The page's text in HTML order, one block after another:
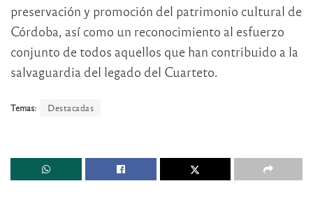
preservación y promoción del patrimonio cultural de
Córdoba, así como un reconocimiento al esfuerzo
conjunto de todos aquellos que han contribuido a la
salvaguardia del legado del Cuarteto.
Temas: Destacadas